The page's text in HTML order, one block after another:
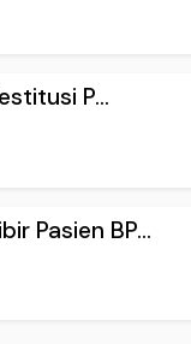
P...
Pasien BP...